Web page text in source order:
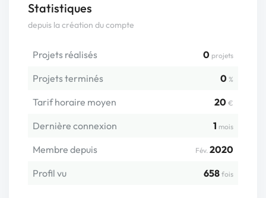
Statistiques
depuis la création du compte
Projets réalisés 0 projets
Projets terminés 0 %
Tarif horaire moyen 20 €
Dernière connexion 1 mois
Membre depuis Fév. 2020
Profil vu
658 fois